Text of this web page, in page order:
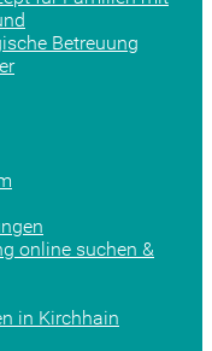
Betreuung
online suchen &
in Kirchhain